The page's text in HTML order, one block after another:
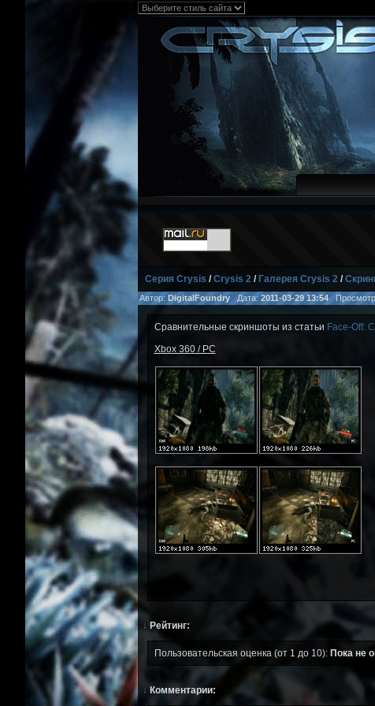
Серия Crysis /Crysis 2/ Галерея Crysis 2/
Автор: DigitalFoundryДата:2011-03-29 13:54
Сравнительные скриншоты из статьи Face-Off:
Xbox 360 / PC
↓ Рейтинг:
Пользовательская оценка (от 1 до 10): Пока не
↓ Комментарии: